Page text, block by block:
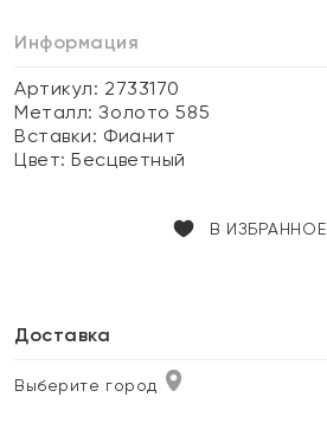
Информация
Артикул: 2733170
Металл:Золото 585
Вставки: Фианит
Цвет:Бесцветный
В ИЗБРАННОЕ
Доставка
Выберите город